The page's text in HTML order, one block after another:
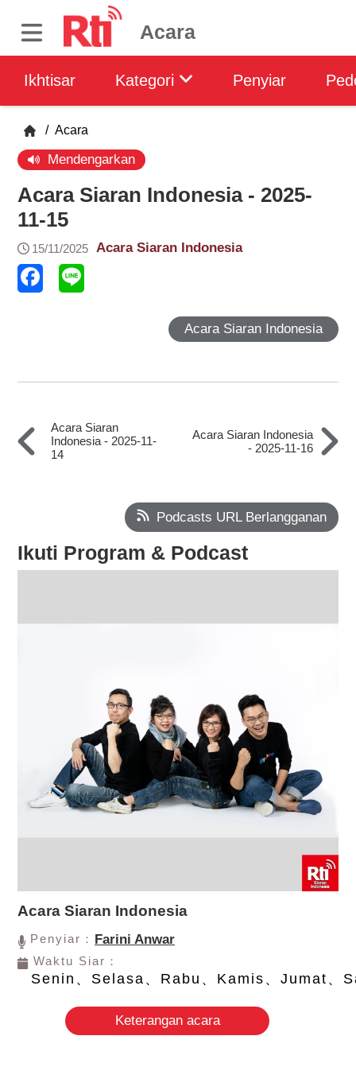
Acara
Ikhtisar Kategori Penyiar
/ Acara
Mendengarkan
Acara Siaran Indonesia - 2025-
11-15
15/11/2025 Acara Siaran Indonesia
Acara Siaran Indonesia
Acara Siaran
Indonesia - 2025-11-
14
Acara Siaran Indonesia
- 2025-11-16
Podcasts URL Berlangganan
Ikuti Program & Podcast
Acara Siaran Indonesia
Penyiar： Farini Anwar
Waktu Siar：
Senin、Selasa、Rabu、Kamis、Jumat、
Keterangan acara